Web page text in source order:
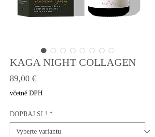
KAGA NIGHT COLLAGEN
89,00 €Cena
včetně DPH
DOPRAJ SI ! *